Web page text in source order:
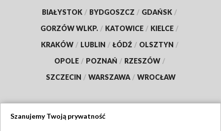
BIAŁYSTOK / BYDGOSZCZ / GDAŃSK /
GORZÓW WLKP. / KATOWICE / KIELCE /
KRAKÓW / LUBLIN / ŁÓDŹ / OLSZTYN /
OPOLE / POZNAŃ / RZESZÓW /
SZCZECIN / WARSZAWA / WROCŁAW
Szanujemy Twoją prywatność